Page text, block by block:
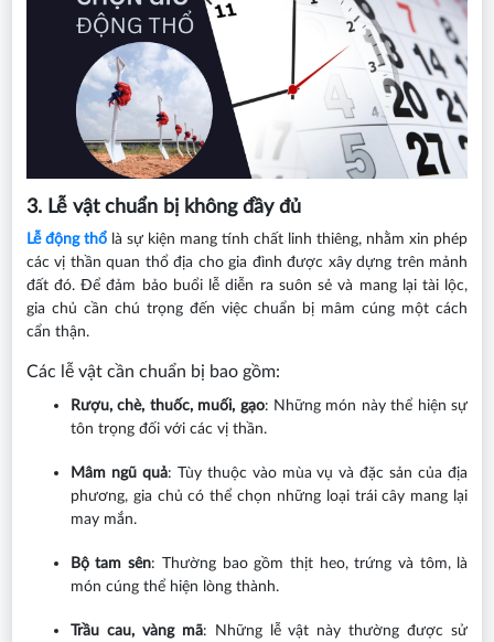
3. Lễ vật chuẩn bị không đầy đủ
Lễ động thổ là sự kiện mang tính chất linh thiêng, nhằm xin phép
các vị thần quan thổ địa cho gia đình được xây dựng trên mảnh
đất đó. Để đảm bảo buổi lễ diễn ra suôn sẻ và mang lại tài lộc,
gia chủ cần chú trọng đến việc chuẩn bị mâm cúng một cách
cẩn thận.
Các lễ vật cần chuẩn bị bao gồm:
Rượu, chè, thuốc, muối, gạo: Những món này thể hiện sự
tôn trọng đối với các vị thần.
Mâm ngũ quả: Tùy thuộc vào mùa vụ và đặc sản của địa
phương, gia chủ có thể chọn những loại trái cây mang lại
may mắn.
Bộ tam sên: Thường bao gồm thịt heo, trứng và tôm, là
món cúng thể hiện lòng thành.
Trầu cau, vàng mã: Những lễ vật này thường được sử